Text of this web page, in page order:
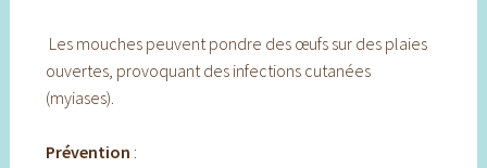
Les mouches peuvent pondre des œufs sur des plaies
ouvertes, provoquant des infections cutanées
(myiases).
Prévention :